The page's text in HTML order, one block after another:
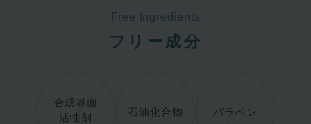
Free Ingredients
フリー成分
合成界面
活性剤
石油化合物 パラベン